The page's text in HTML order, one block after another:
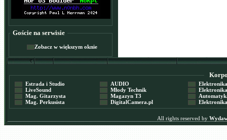
Goście na serwisie
Zobacz w większym oknie
Estrada i Studio
LiveSound
Mag. Gitarzysta
Mag. Perkusista
AUDIO
Młody Technik
Magazyn T3
DigitalCamera.pl
Elektronika
Elektronika
Automatyka
Elektronika
All rights reserved by